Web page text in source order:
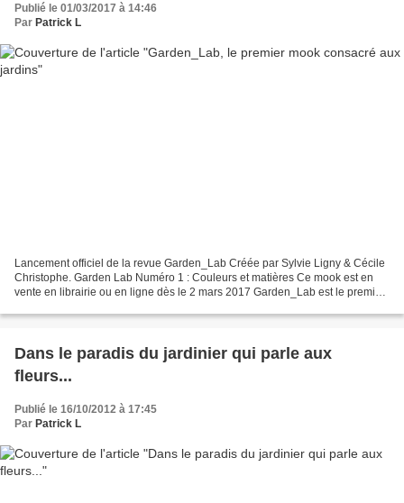
Publié le 01/03/2017 à 14:46
Par Patrick L
Lancement officiel de la revue Garden_Lab Créée par Sylvie Ligny & Cécile
Christophe. Garden Lab Numéro 1 : Couleurs et matières Ce mook est en
vente en librairie ou en ligne dès le 2 mars 2017 Garden_Lab est le premier
Dans le paradis du jardinier qui parle aux
fleurs...
Publié le 16/10/2012 à 17:45
Par Patrick L